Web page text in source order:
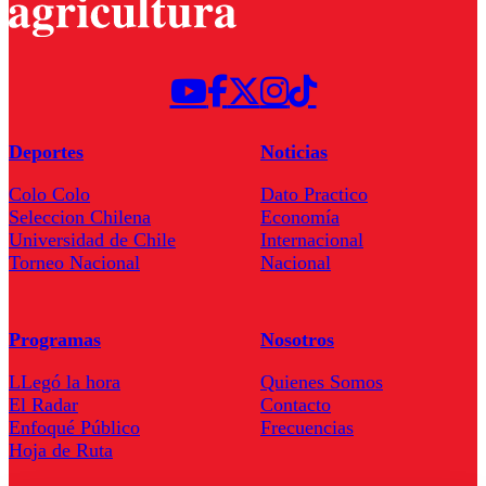
Deportes
Colo Colo
Seleccion Chilena
Universidad de Chile
Torneo Nacional
Noticias
Dato Practico
Economía
Internacional
Nacional
Programas
LLegó la hora
El Radar
Enfoqué Público
Hoja de Ruta
Nosotros
Quienes Somos
Contacto
Frecuencias